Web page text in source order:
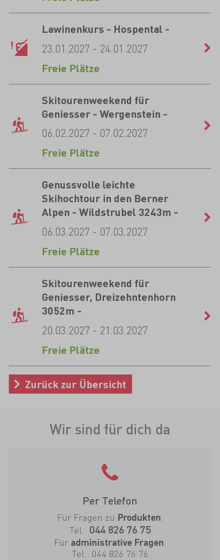
Lawinenkurs - Hospental -
23.01.2027 - 24.01.2027
Freie Plätze
Skitourenweekend für
Geniesser - Wergenstein -
06.02.2027 - 07.02.2027
Freie Plätze
Genussvolle leichte
Skihochtour in den Berner
Alpen - Wildstrubel 3243m -
06.03.2027 - 07.03.2027
Freie Plätze
Skitourenweekend für
Geniesser, Dreizehntenhorn
3052m -
20.03.2027 - 21.03.2027
Freie Plätze
Zurück zur Übersicht
Wir sind für dich da
Per Telefon
Für Fragen zu Produkten:
Tel.: 044 826 76 75
Für administrative Fragen:
Tel.: 044 826 76 76